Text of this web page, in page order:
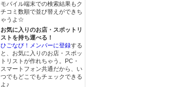
モバイル端末での検索結果もク
チコミ数順で並び替えができち
ゃうよ☆
お気に入りのお店・スポットリ
ストを持ち運べる！
ひごなび！メンバーに登録する
と、お気に入りのお店・スポッ
トリストが作れちゃう。PC・
スマートフォン共通だから、い
つでもどこでもチェックできる
よ♪